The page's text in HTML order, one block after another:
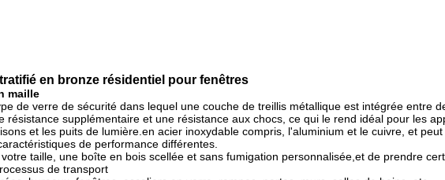
en bronze résidentiel pour fenêtres
maille
de verre de sécurité dans lequel une couche de treillis métallique est intégrée entre
résistance supplémentaire et une résistance aux chocs, ce qui le rend idéal pour les
et les puits de lumière.en acier inoxydable compris, l'aluminium et le cuivre, et
de performance différentes.
taille, une boîte en bois scellée et sans fumigation personnalisée,et de prendre
de transport